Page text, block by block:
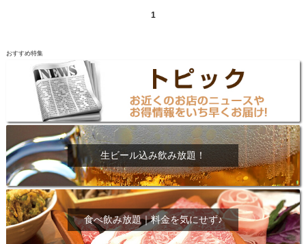
1
おすすめ特集
生ビール込み飲み放題！
食べ飲み放題｜料金を気にせず♪